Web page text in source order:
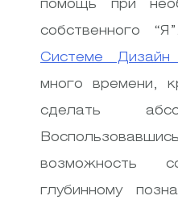
помощь при
собственного
Системе Дизайн
много времени,
сделать
возможность
глубинному